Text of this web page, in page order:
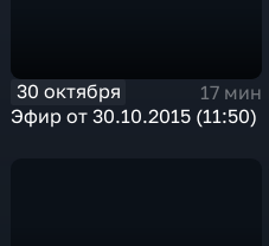
30 октября
17 мин
Эфир от 30.10.2015 (11:50)